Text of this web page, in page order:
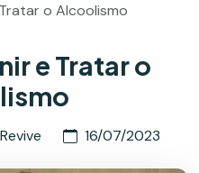
o Alcoolismo
e Tratar o
16/07/2023